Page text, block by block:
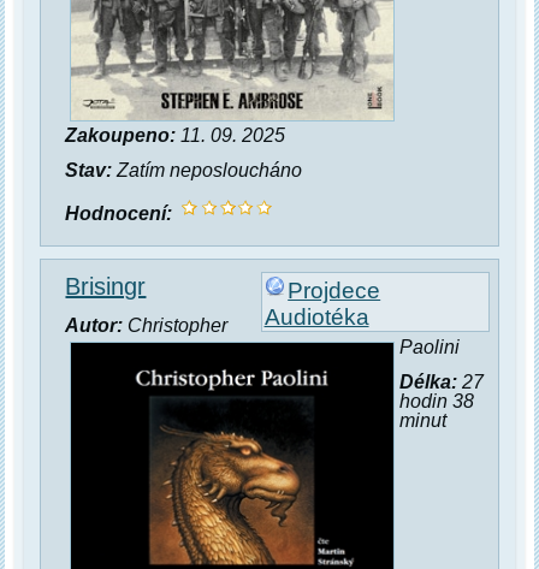
Zakoupeno: 11. 09. 2025
Stav: Zatím neposloucháno
Hodnocení:
Projdece
Audiotéka
Brisingr
Autor: Christopher
Paolini
Délka:27
hodin 38
minut